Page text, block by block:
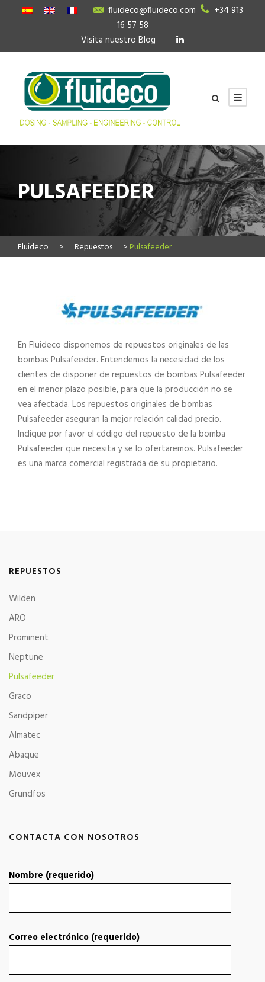
fluideco@fluideco.com
+34 913
16 57 58
Visita nuestro Blog
PULSAFEEDER
Fluideco > Repuestos > Pulsafeeder
En Fluideco disponemos de repuestos originales de las
bombas Pulsafeeder. Entendemos la necesidad de los
clientes de disponer de repuestos de bombas Pulsafeeder
en el menor plazo posible, para que la producción no se
vea afectada. Los repuestos originales de bombas
Pulsafeeder aseguran la mejor relación calidad precio.
Indique por favor el código del repuesto de la bomba
Pulsafeeder que necesita y se lo ofertaremos. Pulsafeeder
es una marca comercial registrada de su propietario.
REPUESTOS
Wilden
ARO
Prominent
Neptune
Pulsafeeder
Graco
Sandpiper
Almatec
Abaque
Mouvex
Grundfos
CONTACTA CON NOSOTROS
Nombre (requerido)
Correo electrónico (requerido)